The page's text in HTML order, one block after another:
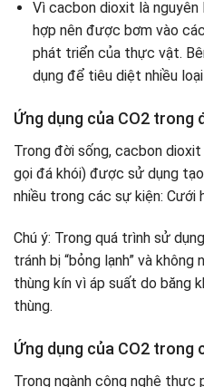
Vì cacbon dioxit là nguyên
hợp nên được bơm vào
phát triển của thực vật.
dụng để tiêu diệt nhiều
Ứng dụng của CO2 trong
Trong đời sống, cacbon
gọi đá khói) được sử dụng
nhiều trong các sự kiện: Cưới
Chú ý: Trong quá trình sử
tránh bị “bỏng lạnh” và
thùng kín vì áp suất do băng
thùng.
Ứng dụng của CO2 trong
Trong ngành công nghệ thực